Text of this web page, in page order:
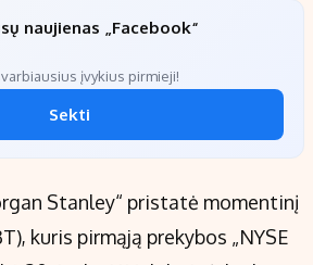
naujienas „Facebook“
įvykius pirmieji!
Sekti
Stanley“ pristatė momentinį
kuris pirmąją prekybos „NYSE